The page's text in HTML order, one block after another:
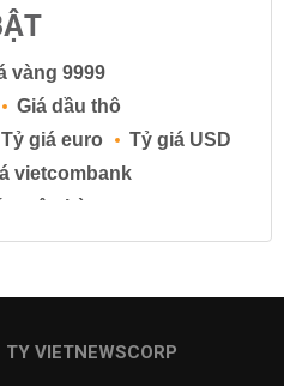
vàng 9999
Giá dầu thô
Tỷ giá euro
Tỷ giá USD
vietcombank
ngân hàng
tiền gửi
VIETNEWSCORP